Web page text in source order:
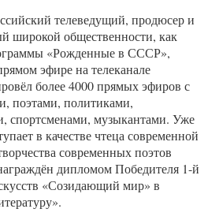
телеведущий, продюсер и
широкой общественности, как
«Рожденные в СССР»,
эфире на телеканале
более 4000 прямых эфиров с
поэтами, политиками,
спортсменами, музыкантами. Уже
в качестве чтеца современной
современных поэтов
дипломом Победителя 1-й
«Созидающий мир» в